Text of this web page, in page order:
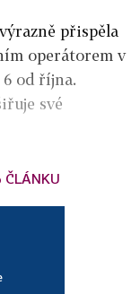
přispěla
operátorem v
od října.
své
ČLÁNKU